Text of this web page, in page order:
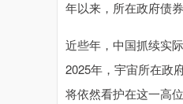
年以来，所在政府债
近些年，中国抓续实
2025年，宇宙所在政
将依然看护在这一高位